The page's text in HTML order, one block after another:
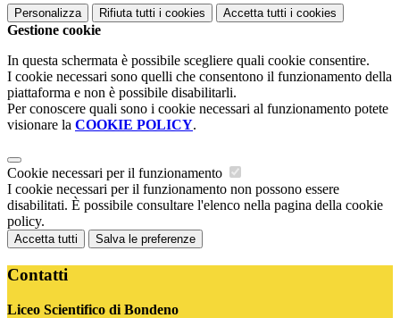
Personalizza Rifiuta tutti i cookies Accetta tutti i cookies
Gestione cookie
In questa schermata è possibile scegliere quali cookie consentire.
I cookie necessari sono quelli che consentono il funzionamento della
piattaforma e non è possibile disabilitarli.
Per conoscere quali sono i cookie necessari al funzionamento potete
visionare la COOKIE POLICY.
Cookie necessari per il funzionamento
I cookie necessari per il funzionamento non possono essere
disabilitati. È possibile consultare l'elenco nella pagina della cookie
policy.
Accetta tutti Salva le preferenze
Contatti
Liceo Scientifico di Bondeno